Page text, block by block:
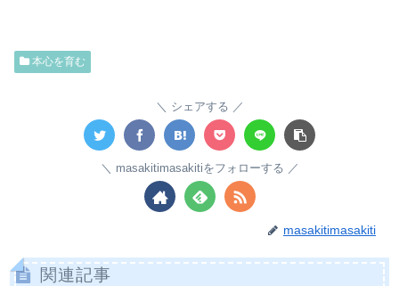
本心を育む
シェアする
masakitimasakitiをフォローする
masakitimasakiti
関連記事